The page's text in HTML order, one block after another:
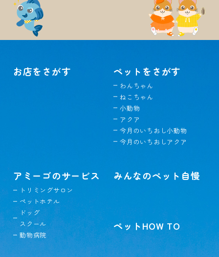
お店をさがす ペットをさがす
わんちゃん
ねこちゃん
小動物
アクア
今月のいちおし小動物
今月のいちおしアクア
アミーゴのサービス
トリミングサロン
ペットホテル
ドッグ
スクール
動物病院
みんなのペット自慢
ペットHOW TO